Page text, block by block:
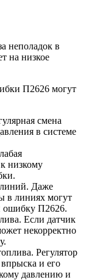
неполадок в
на низкое
П2626 могут
смена
в системе
низкому
Даже
в линиях могут
ошибку П2626.
Если датчик
некорректно
Регулятор
и его
давлению и